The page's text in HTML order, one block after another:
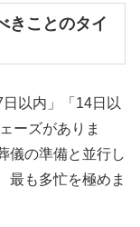
きことのタイ
以内」「14日以
ーズがありま
儀の準備と並行し
最も多忙を極めま